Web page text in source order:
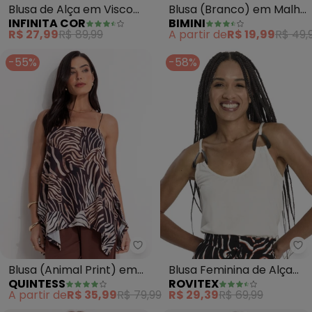
Blusa de Alça em Visco
Tricot (Rosa)
INFINITA COR
R$ 27,99R$ 89,99
Blusa (Branco) em Malha
Crepe
BIMINI
A partir deR$ 19,99R$
-55%
Quintess - Blusa (Animal Print)
Blusa (Animal Print) em
Malha Fria
QUINTESS
A partir deR$ 35,99R$ 79,99
-58%
Blusa Feminina de Alça
com Detalhe (Bege)
ROVITEX
R$ 29,39R$ 69,99